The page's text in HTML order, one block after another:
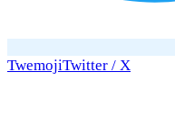
TwemojiTwitter / X